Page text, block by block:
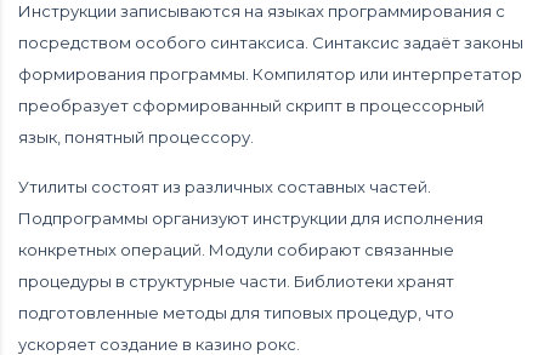
Инструкции записываются на языках программирования с
посредством особого синтаксиса. Синтаксис задаёт законы
формирования программы. Компилятор или интерпретатор
преобразует сформированный скрипт в процессорный
язык, понятный процессору.
Утилиты состоят из различных составных частей.
Подпрограммы организуют инструкции для исполнения
конкретных операций. Модули собирают связанные
процедуры в структурные части. Библиотеки хранят
подготовленные методы для типовых процедур, что
ускоряет создание в казино рокс.